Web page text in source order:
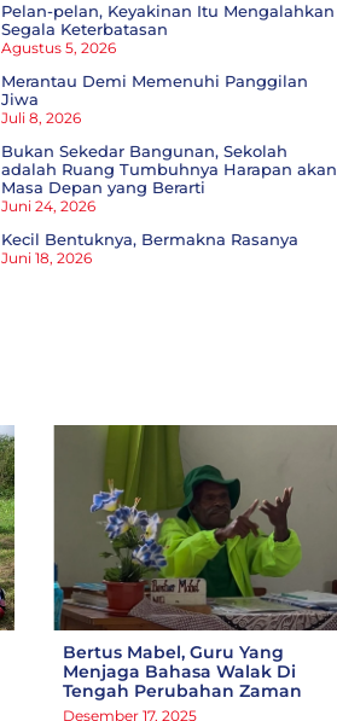
Pelan-pelan, Keyakinan Itu Mengalahkan
Segala Keterbatasan
Agustus 5, 2026
Merantau Demi Memenuhi Panggilan
Jiwa
Juli 8, 2026
Bukan Sekedar Bangunan, Sekolah
adalah Ruang Tumbuhnya Harapan akan
Masa Depan yang Berarti
Juni 24, 2026
Kecil Bentuknya, Bermakna Rasanya
Juni 18, 2026
Bertus Mabel, Guru Yang
Menjaga Bahasa Walak Di
Tengah Perubahan Zaman
Desember 17, 2025